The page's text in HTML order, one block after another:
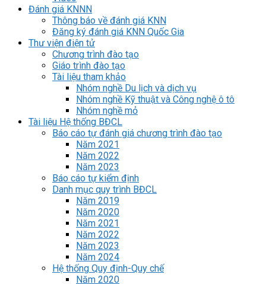
Đánh giá KNNN
Thông báo về đánh giá KNN
Đăng ký đánh giá KNN Quốc Gia
Thư viện điện tử
Chương trình đào tạo
Giáo trình đào tạo
Tài liệu tham khảo
Nhóm nghề Du lịch và dịch vụ
Nhóm nghề Kỹ thuật và Công nghệ ô tô
Nhóm nghề mỏ
Tài liệu Hệ thống BĐCL
Báo cáo tự đánh giá chương trình đào tạo
Năm 2021
Năm 2022
Năm 2023
Báo cáo tự kiểm định
Danh mục quy trình BĐCL
Năm 2019
Năm 2020
Năm 2021
Năm 2022
Năm 2023
Năm 2024
Hệ thống Quy định-Quy chế
Năm 2020